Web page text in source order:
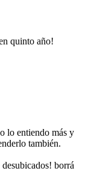
quinto año!
lo entiendo más y
también.
desubicados! borrá